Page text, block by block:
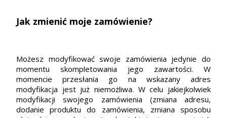
Jak zmienić moje zamówienie?
Możesz modyfikować swoje zamówienia jedynie do
momentu skompletowania jego zawartości. W
momencie przesłania go na wskazany adres
modyfikacja jest już niemożliwa. W celu jakiejkolwiek
modyfikacji swojego zamówienia (zmiana adresu,
dodanie produktu do zamówienia, zmiana sposobu